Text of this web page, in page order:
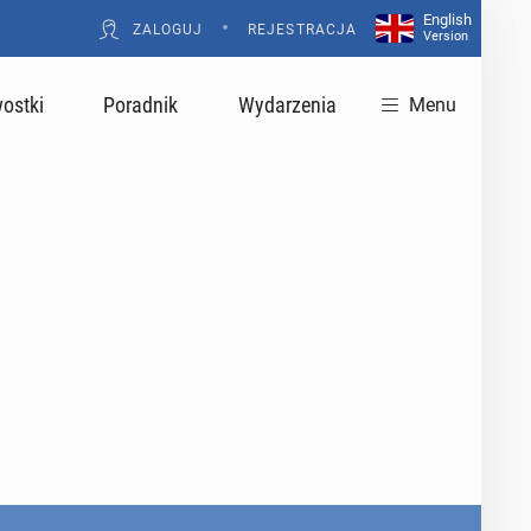
ZALOGUJ • REJESTRACJA
English
Version
Poradnik Wydarzenia Menu